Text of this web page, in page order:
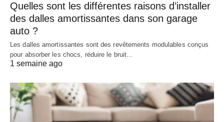
Quelles sont les différentes raisons d’installer
des dalles amortissantes dans son garage
auto ?
Les dalles amortissantes sont des revêtements modulables conçus
pour absorber les chocs, réduire le bruit…
1 semaine ago